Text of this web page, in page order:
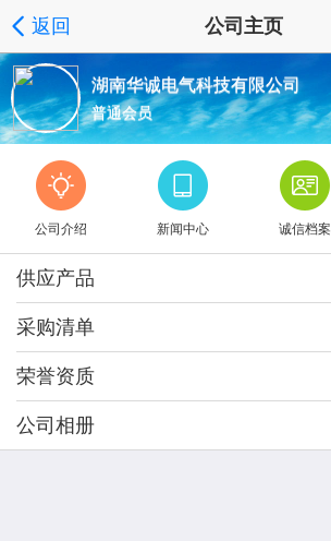
返回 公司主页
湖南华诚电气科技有限公司
普通会员
公司介绍 新闻中心 诚信档案
供应产品
采购清单
荣誉资质
公司相册